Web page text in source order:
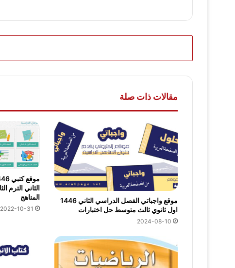
مقالات ذات صلة
موقع واجباتي الفصل الدراسي الثاني 1446
اول ثانوي ثالث متوسط حل اختبارات
2024-08-10
المناهج
2022-10-31